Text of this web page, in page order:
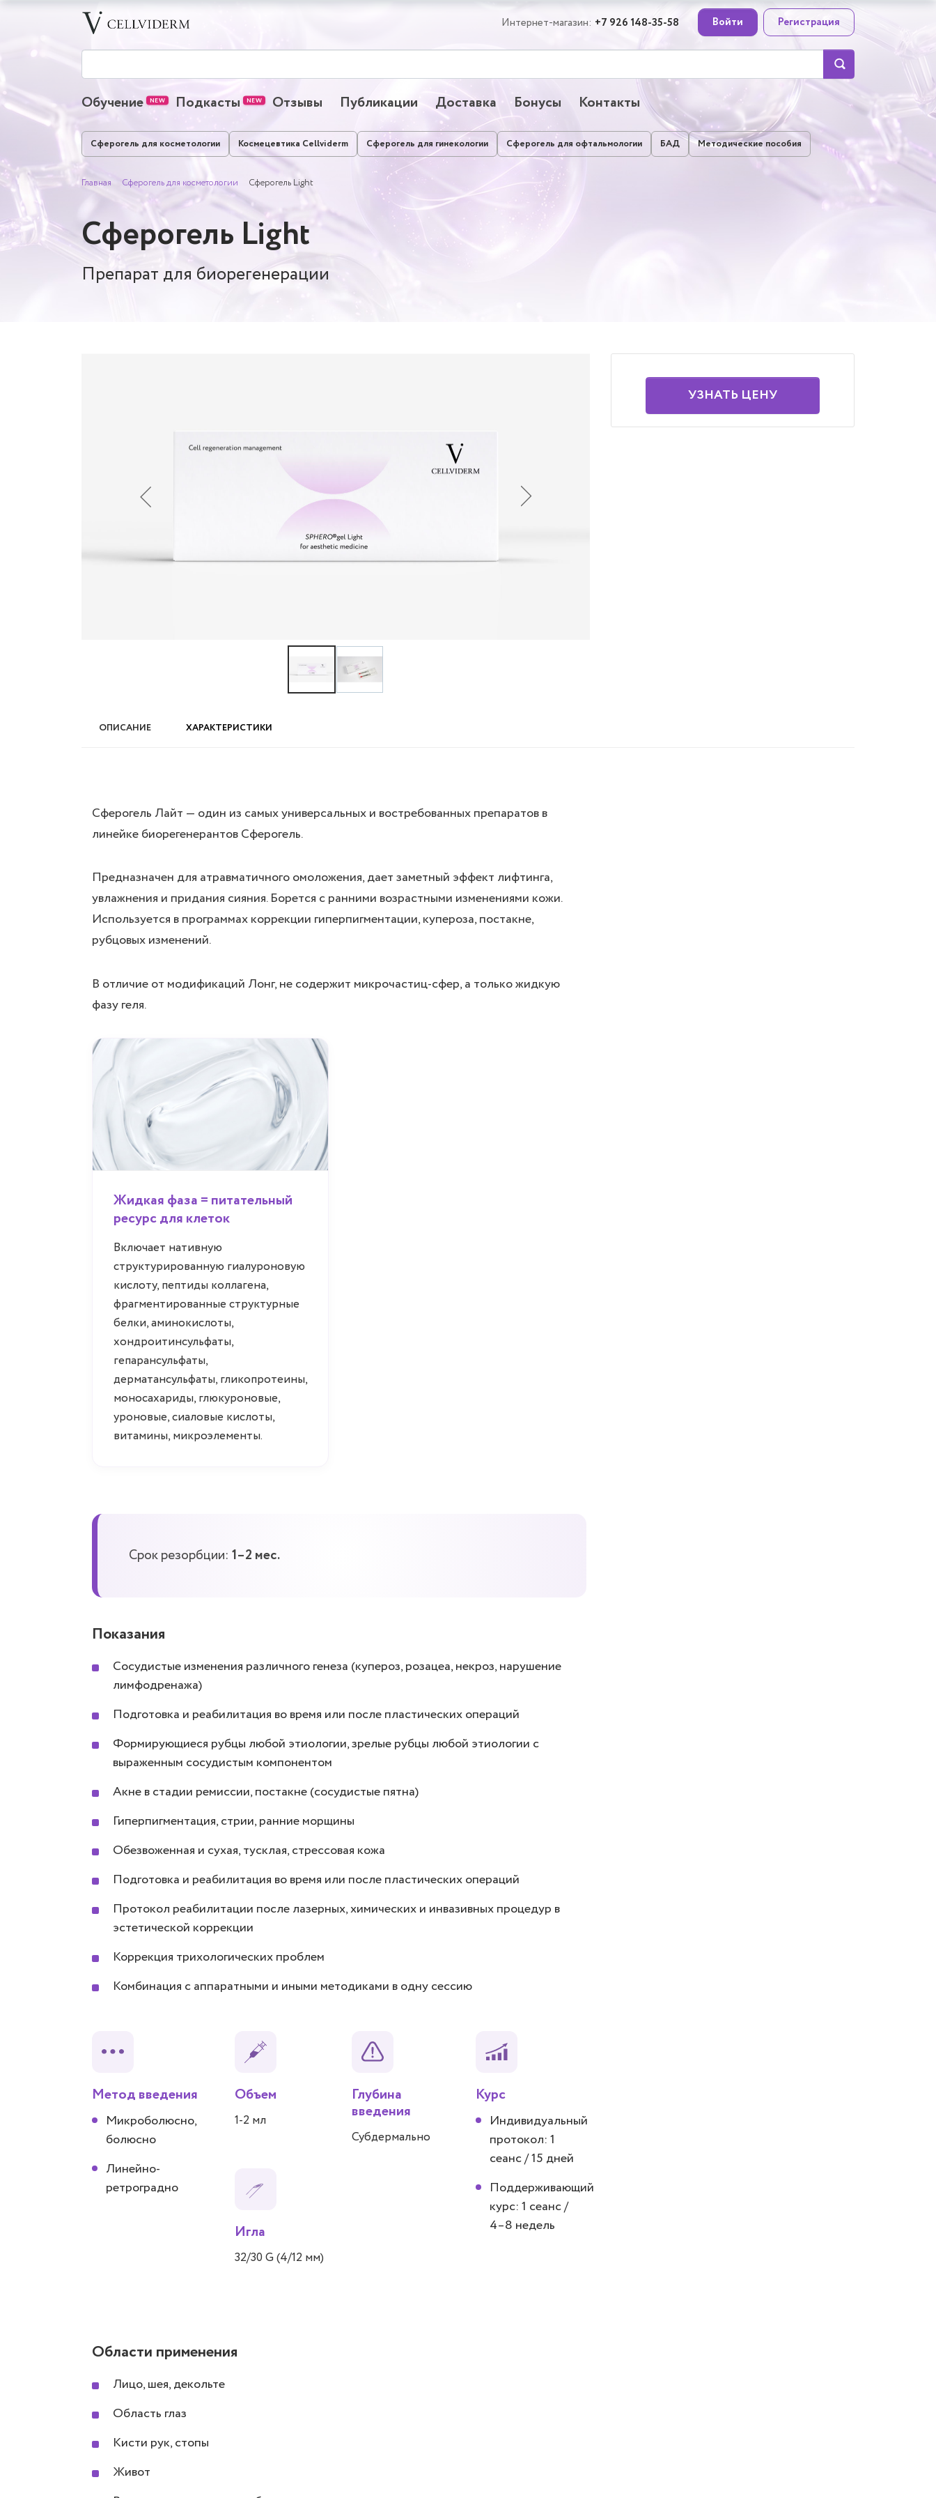
Интернет-магазин: +7 926 148-35-58 Войти Регистрация
Обучение Подкасты Отзывы Публикации Доставка Бонусы Контакты
Сферогель для косметологии Космецевтика Cellviderm Сферогель для гинекологии Сферогель для офтальмологии БАД Методические пособия
Главная Сферогель для косметологии Сферогель Light
Сферогель Light
Препарат для биорегенерации
УЗНАТЬ ЦЕНУ
ОПИСАНИЕ ХАРАКТЕРИСТИКИ
Сферогель Лайт — один из самых универсальных и востребованных препаратов в
линейке биорегенерантов Сферогель.
Предназначен для атравматичного омоложения, дает заметный эффект лифтинга,
увлажнения и придания сияния. Борется с ранними возрастными изменениями кожи.
Используется в программах коррекции гиперпигментации, купероза, постакне,
рубцовых изменений.
В отличие от модификаций Лонг, не содержит микрочастиц-сфер, а только жидкую
фазу геля.
Жидкая фаза = питательный
ресурс для клеток
Включает нативную
структурированную гиалуроновую
кислоту, пептиды коллагена,
фрагментированные структурные
белки, аминокислоты,
хондроитинсульфаты,
гепарансульфаты,
дерматансульфаты, гликопротеины,
моносахариды, глюкуроновые,
уроновые, сиаловые кислоты,
витамины, микроэлементы.
Срок резорбции: 1–2 мес.
Показания
Сосудистые изменения различного генеза (купероз, розацеа, некроз, нарушение
лимфодренажа)
Подготовка и реабилитация во время или после пластических операций
Формирующиеся рубцы любой этиологии, зрелые рубцы любой этиологии с
выраженным сосудистым компонентом
Акне в стадии ремиссии, постакне (сосудистые пятна)
Гиперпигментация, стрии, ранние морщины
Обезвоженная и сухая, тусклая, стрессовая кожа
Подготовка и реабилитация во время или после пластических операций
Протокол реабилитации после лазерных, химических и инвазивных процедур в
эстетической коррекции
Коррекция трихологических проблем
Комбинация с аппаратными и иными методиками в одну сессию
Метод введения
Микроболюсно,
болюсно
Линейно-
ретроградно
Объем
1-2 мл
Глубина
введения
Субдермально
Игла
32/30 G (4/12 мм)
Курс
Индивидуальный
протокол: 1
сеанс / 15 дней
Поддерживающий
курс: 1 сеанс /
4–8 недель
Области применения
Лицо, шея, декольте
Область глаз
Кисти рук, стопы
Живот